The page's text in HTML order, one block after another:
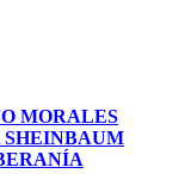
MORALES
SHEINBAUM